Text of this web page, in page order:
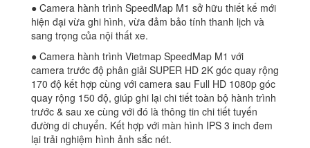
● Camera hành trình SpeedMap M1 sở hữu thiết kế mới
hiện đại vừa ghi hình, vừa đảm bảo tính thanh lịch và
sang trọng của nội thất xe.
● Camera hành trình Vietmap SpeedMap M1 với
camera trước độ phân giải SUPER HD 2K góc quay rộng
170 độ kết hợp cùng với camera sau Full HD 1080p góc
quay rộng 150 độ, giúp ghi lại chi tiết toàn bộ hành trình
trước & sau xe cùng với đó là thông tin chi tiết tuyến
đường di chuyển. Kết hợp với màn hình IPS 3 inch đem
lại trải nghiệm hình ảnh sắc nét.